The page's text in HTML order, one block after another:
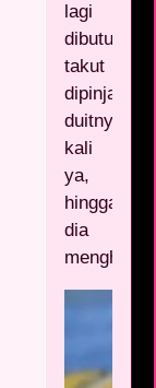
lagi
takut
dipinjam
duitnya
kali
ya,
hingga
dia